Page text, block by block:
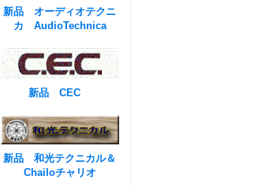
新品 オーディオテクニ
カ AudioTechnica
新品 CEC
新品 和光テクニカル＆
Chailoチャリオ